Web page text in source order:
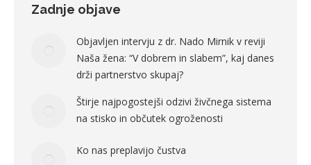
Zadnje objave
Objavljen intervju z dr. Nado Mirnik v reviji
Naša žena: “V dobrem in slabem”, kaj danes
drži partnerstvo skupaj?
Štirje najpogostejši odzivi živčnega sistema
na stisko in občutek ogroženosti
Ko nas preplavijo čustva